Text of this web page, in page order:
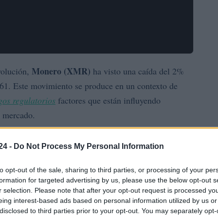
- Do Not Process My Personal Information
opt-out of the sale, sharing to third parties, or processing of your
for targeted advertising by us, please use the below opt-out
selection. Please note that after your opt-out request is processed
interest-based ads based on personal information utilized by us
to third parties prior to your opt-out. You may separately
Monero (XMR) ha visto una caída del 2%
Este movimiento se produce en un contexto de
regulatorios factores que están influyendo
del 10%, la debilidad de los promedios móviles
pausa o el inicio de una corrección más
de privacidad.